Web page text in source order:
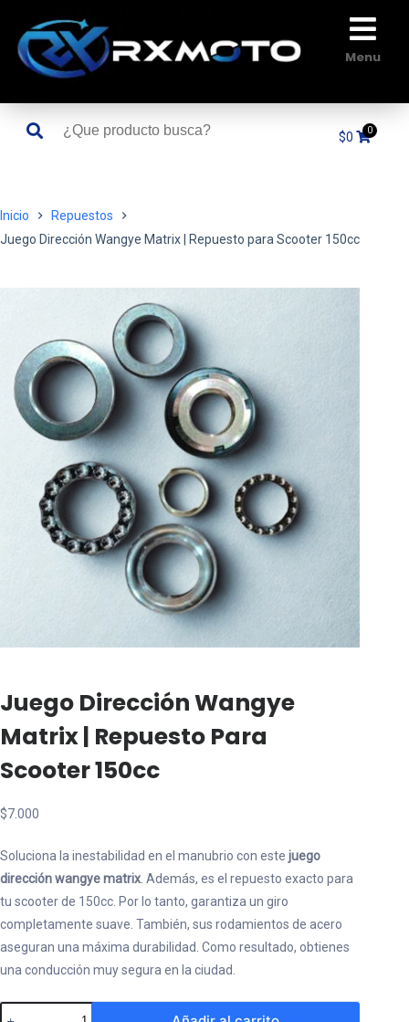
contenido
Menu
$0
Inicio
Repuestos
Juego Dirección Wangye Matrix | Repuesto para Scooter 150cc
Juego Dirección Wangye
Matrix | Repuesto Para
Scooter 150cc
$7.000
Soluciona la inestabilidad en el manubrio con este juego
dirección wangye matrix. Además, es el repuesto exacto para
tu scooter de 150cc. Por lo tanto, garantiza un giro
completamente suave. También, sus rodamientos de acero
aseguran una máxima durabilidad. Como resultado, obtienes
una conducción muy segura en la ciudad.